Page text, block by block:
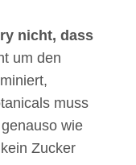
nicht, dass
um den
muss
wie
Zucker